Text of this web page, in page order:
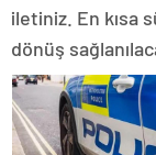
iletiniz. En kısa
dönüş